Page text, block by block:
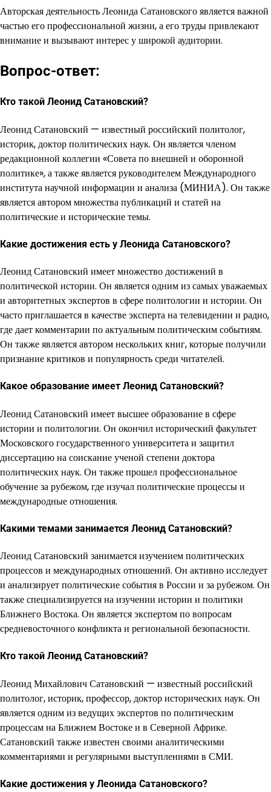
Авторская деятельность Леонида Сатановского является важной
частью его профессиональной жизни, а его труды привлекают
внимание и вызывают интерес у широкой аудитории.
Вопрос-ответ:
Кто такой Леонид Сатановский?
Леонид Сатановский — известный российский политолог,
историк, доктор политических наук. Он является членом
редакционной коллегии «Совета по внешней и оборонной
политике», а также является руководителем Международного
института научной информации и анализа (МИНИА). Он также
является автором множества публикаций и статей на
политические и исторические темы.
Какие достижения есть у Леонида Сатановского?
Леонид Сатановский имеет множество достижений в
политической истории. Он является одним из самых уважаемых
и авторитетных экспертов в сфере политологии и истории. Он
часто приглашается в качестве эксперта на телевидении и радио,
где дает комментарии по актуальным политическим событиям.
Он также является автором нескольких книг, которые получили
признание критиков и популярность среди читателей.
Какое образование имеет Леонид Сатановский?
Леонид Сатановский имеет высшее образование в сфере
истории и политологии. Он окончил исторический факультет
Московского государственного университета и защитил
диссертацию на соискание ученой степени доктора
политических наук. Он также прошел профессиональное
обучение за рубежом, где изучал политические процессы и
международные отношения.
Какими темами занимается Леонид Сатановский?
Леонид Сатановский занимается изучением политических
процессов и международных отношений. Он активно исследует
и анализирует политические события в России и за рубежом. Он
также специализируется на изучении истории и политики
Ближнего Востока. Он является экспертом по вопросам
средневосточного конфликта и региональной безопасности.
Кто такой Леонид Сатановский?
Леонид Михайлович Сатановский — известный российский
политолог, историк, профессор, доктор исторических наук. Он
является одним из ведущих экспертов по политическим
процессам на Ближнем Востоке и в Северной Африке.
Сатановский также известен своими аналитическими
комментариями и регулярными выступлениями в СМИ.
Какие достижения у Леонида Сатановского?